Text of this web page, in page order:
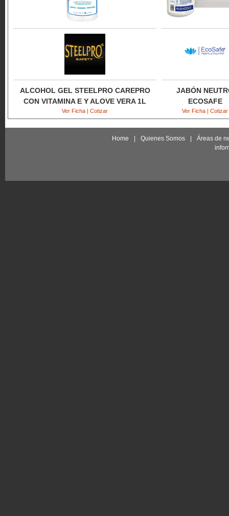
ALCOHOL GEL STEELPRO CAREPRO
CON VITAMINA E Y ALOVE VERA 1L
Ver Ficha | Cotizar
JABÓN
ECOSAFE
Ver Ficha | Cotizar
Home | Quienes Somos |
Áreas de